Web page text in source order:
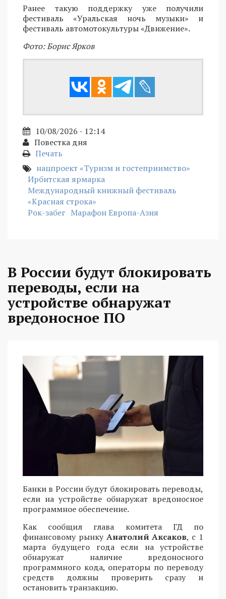
Ранее такую поддержку уже получили
фестиваль «Уральская ночь музыки» и
фестиваль автомотокультуры «Движение».
Фото: Борис Ярков
10/08/2026 - 12:14
Повестка дня
Печать
нацпроект «Туризм и гостеприимство»
Ирбитская ярмарка
Международный книжный фестиваль
«Красная строка»
Рок-забег Марафон Европа-Азия
В России будут блокировать
переводы, если на
устройстве обнаружат
вредоносное ПО
Банки в России будут блокировать переводы,
если на устройстве обнаружат вредоносное
программное обеспечение.
Как сообщил глава комитета ГД по
финансовому рынку Анатолий Аксаков, с 1
марта будущего года если на устройстве
обнаружат наличие вредоносного
программного кода, операторы по переводу
средств должны проверить сразу и
остановить транзакцию.